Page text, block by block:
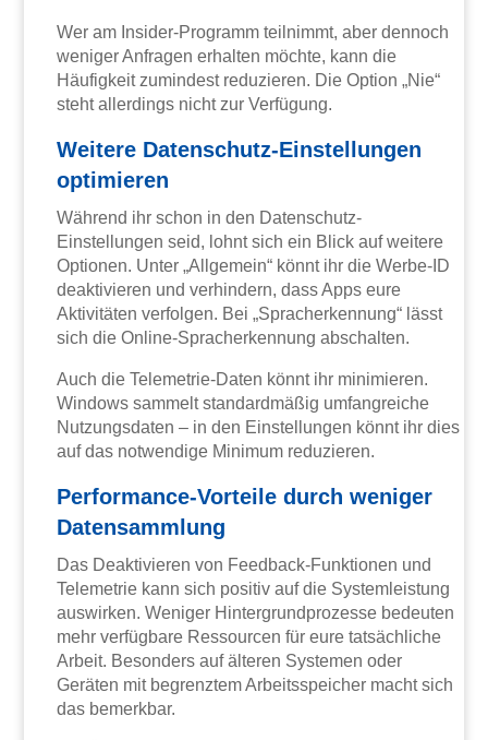
Wer am Insider-Programm teilnimmt, aber dennoch
weniger Anfragen erhalten möchte, kann die
Häufigkeit zumindest reduzieren. Die Option „Nie“
steht allerdings nicht zur Verfügung.
Weitere Datenschutz-Einstellungen
optimieren
Während ihr schon in den Datenschutz-
Einstellungen seid, lohnt sich ein Blick auf weitere
Optionen. Unter „Allgemein“ könnt ihr die Werbe-ID
deaktivieren und verhindern, dass Apps eure
Aktivitäten verfolgen. Bei „Spracherkennung“ lässt
sich die Online-Spracherkennung abschalten.
Auch die Telemetrie-Daten könnt ihr minimieren.
Windows sammelt standardmäßig umfangreiche
Nutzungsdaten – in den Einstellungen könnt ihr dies
auf das notwendige Minimum reduzieren.
Performance-Vorteile durch weniger
Datensammlung
Das Deaktivieren von Feedback-Funktionen und
Telemetrie kann sich positiv auf die Systemleistung
auswirken. Weniger Hintergrundprozesse bedeuten
mehr verfügbare Ressourcen für eure tatsächliche
Arbeit. Besonders auf älteren Systemen oder
Geräten mit begrenztem Arbeitsspeicher macht sich
das bemerkbar.